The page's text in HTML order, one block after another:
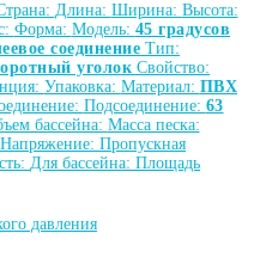
Длина: Ширина: Высота:
Форма: Модель: 45 градусов
соединение Тип:
уголок Свойство:
Упаковка: Материал: ПВХ
Подсоединение: 63
бассейна: Масса песка:
Напряжение: Пропускная
Для бассейна: Площадь
давления